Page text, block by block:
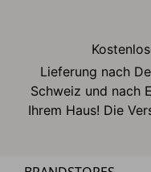
Lieferung nach
Schweiz und nach
Ihrem Haus! Die